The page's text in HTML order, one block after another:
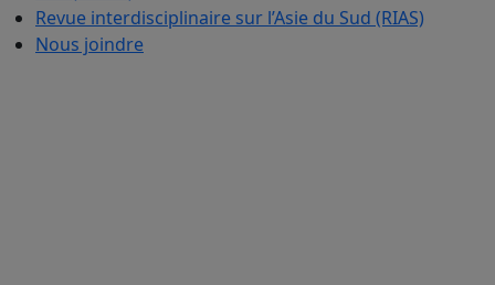
Revue interdisciplinaire sur l’Asie du Sud (RIAS)
Nous joindre